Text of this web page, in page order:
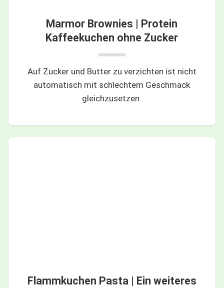
Marmor Brownies | Protein
Kaffeekuchen ohne Zucker
Auf Zucker und Butter zu verzichten ist nicht
automatisch mit schlechtem Geschmack
gleichzusetzen.
Flammkuchen Pasta | Ein weiteres